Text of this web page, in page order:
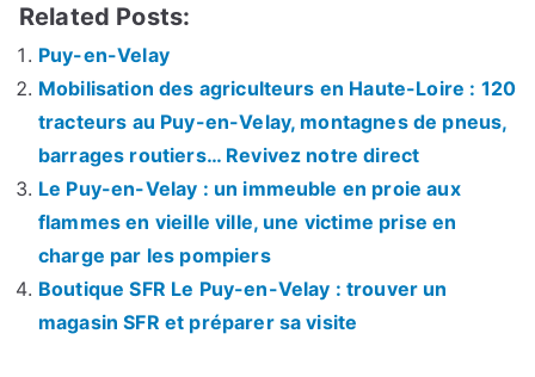
Related Posts:
Puy-en-Velay
Mobilisation des agriculteurs en Haute-Loire : 120
tracteurs au Puy-en-Velay, montagnes de pneus,
barrages routiers… Revivez notre direct
Le Puy-en-Velay : un immeuble en proie aux
flammes en vieille ville, une victime prise en
charge par les pompiers
Boutique SFR Le Puy-en-Velay : trouver un
magasin SFR et préparer sa visite